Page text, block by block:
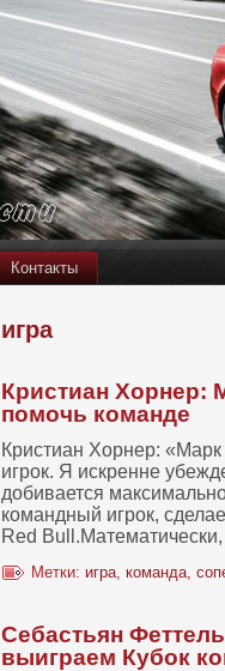
Контакты
игра
Кристиан Хорнер:
помочь команде
Кристиан Хорнер:
игрок. Я искренне
добивается
командный игрок,
Red
Метки: игра, команда,
Себастьян
выиграем Кубок